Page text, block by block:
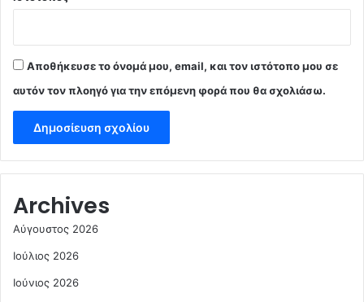
Αποθήκευσε το όνομά μου, email, και τον ιστότοπο μου σε
αυτόν τον πλοηγό για την επόμενη φορά που θα σχολιάσω.
Archives
Αύγουστος 2026
Ιούλιος 2026
Ιούνιος 2026